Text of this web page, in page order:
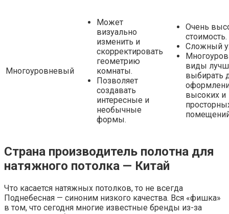
Многоуровневый
Может
визуально
изменить и
скорректировать
геометрию
комнаты.
Позволяет
создавать
интересные и
необычные
формы.
Очень
стоимость.
Сложный
виды
выбирать
высоких и
Страна производитель полотна для
натяжного потолка — Китай
Что касается натяжных потолков, то не всегда
Поднебесная — синоним низкого качества. Вся «фишка»
в том, что сегодня многие известные бренды из-за